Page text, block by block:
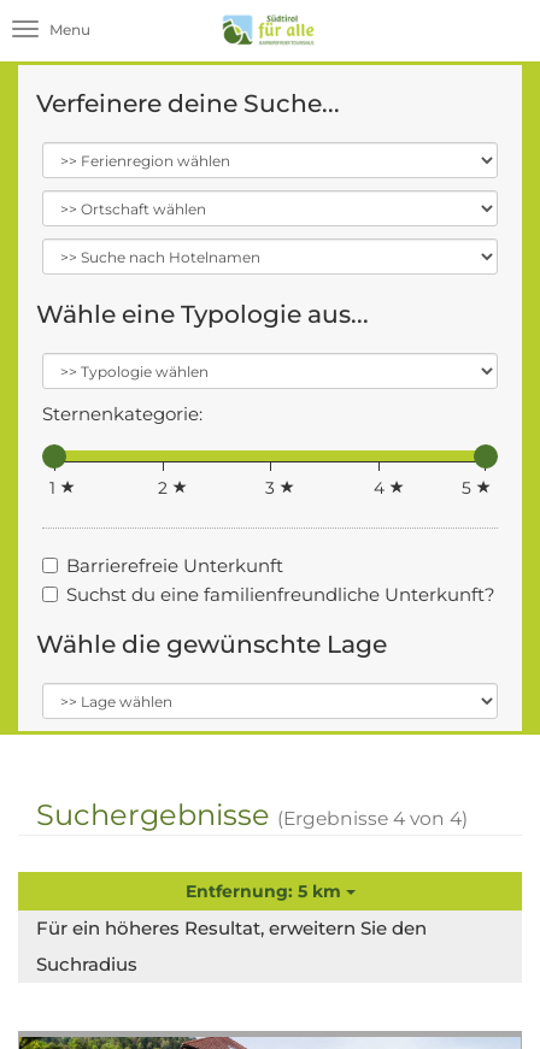
Toggle navigation
Verfeinere deine Suche...
Wähle eine Typologie aus...
Sternenkategorie:
1 2 3 4 5
Barrierefreie Unterkunft
Suchst du eine familienfreundliche Unterkunft?
Wähle die gewünschte Lage
Suchergebnisse (Ergebnisse 4 von 4)
Entfernung: 5 km
Für ein höheres Resultat, erweitern Sie den
Suchradius